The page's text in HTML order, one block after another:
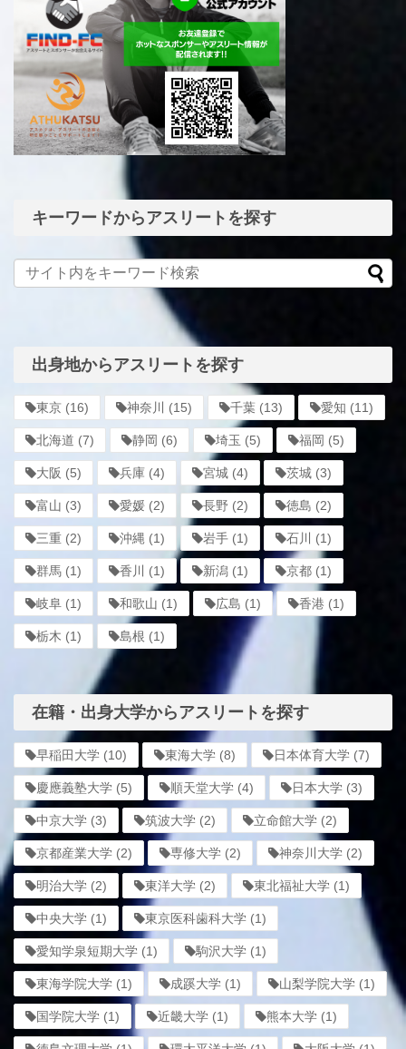
キーワードからアスリートを探す
出身地からアスリートを探す
東京 (16) 神奈川 (15) 千葉 (13) 愛知 (11)
北海道 (7) 静岡 (6) 埼玉 (5) 福岡 (5)
大阪 (5) 兵庫 (4) 宮城 (4) 茨城 (3)
富山 (3) 愛媛 (2) 長野 (2) 徳島 (2)
三重 (2) 沖縄 (1) 岩手 (1) 石川 (1)
群馬 (1) 香川 (1) 新潟 (1) 京都 (1)
岐阜 (1) 和歌山 (1) 広島 (1) 香港 (1)
栃木 (1) 島根 (1)
在籍・出身大学からアスリートを探す
早稲田大学 (10) 東海大学 (8) 日本体育大学 (7)
慶應義塾大学 (5) 順天堂大学 (4) 日本大学 (3)
中京大学 (3) 筑波大学 (2) 立命館大学 (2)
京都産業大学 (2) 専修大学 (2) 神奈川大学 (2)
明治大学 (2) 東洋大学 (2) 東北福祉大学 (1)
中央大学 (1) 東京医科歯科大学 (1)
愛知学泉短期大学 (1) 駒沢大学 (1)
東海学院大学 (1) 成蹊大学 (1) 山梨学院大学 (1)
国学院大学 (1) 近畿大学 (1) 熊本大学 (1)